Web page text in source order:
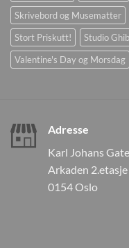
Skrivebord og Musematter
Stort Priskutt!
Studio
Valentine's Day og Morsdag
Adresse
Karl Johans
Arkaden 2.etasje
0154 Oslo